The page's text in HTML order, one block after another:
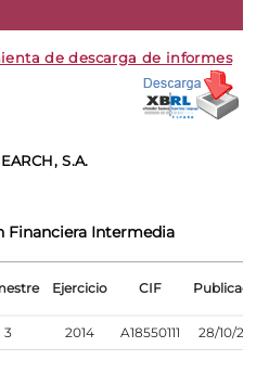
de descarga de informes
S.A.
Financiera Intermedia
Ejercicio CIF Publicación
3 2014 A18550111 28/10/2014